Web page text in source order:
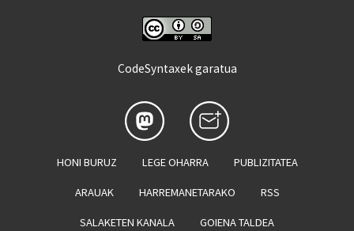
CodeSyntaxek garatua
HONI BURUZ LEGE OHARRA PUBLIZITATEA
ARAUAK HARREMANETARAKO RSS
SALAKETEN KANALA GOIENA TALDEA